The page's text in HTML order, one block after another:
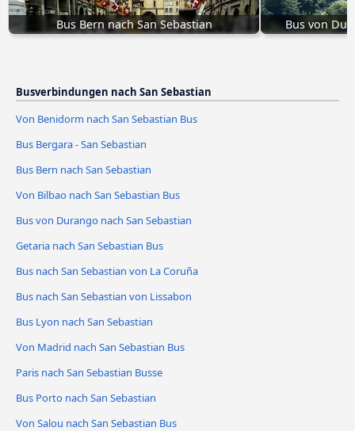
Bus Bern nach San Sebastian Bus von
Busverbindungen nach San Sebastian
Von Benidorm nach San Sebastian Bus
Bus Bergara - San Sebastian
Bus Bern nach San Sebastian
Von Bilbao nach San Sebastian Bus
Bus von Durango nach San Sebastian
Getaria nach San Sebastian Bus
Bus nach San Sebastian von La Coruña
Bus nach San Sebastian von Lissabon
Bus Lyon nach San Sebastian
Von Madrid nach San Sebastian Bus
Paris nach San Sebastian Busse
Bus Porto nach San Sebastian
Von Salou nach San Sebastian Bus